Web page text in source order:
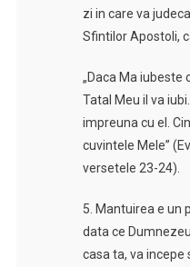
zi in care va
Sfintilor Apostoli,
„Daca Ma iubeste
Tatal Meu il va
impreuna cu el.
cuvintele Mele”
versetele 23-24).
5. Mantuirea e un
data ce
casa ta, va incepe